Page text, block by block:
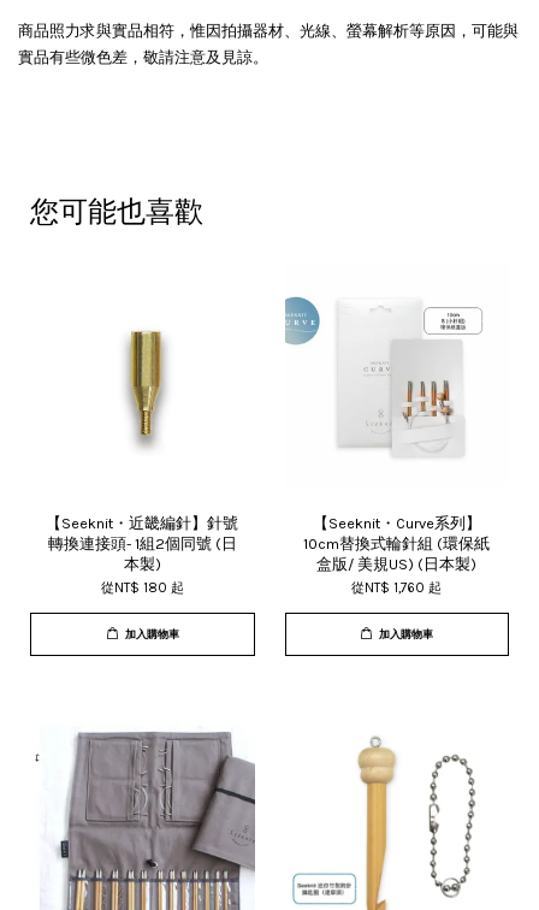
商品照力求與實品相符，惟因拍攝器材、光線、螢幕解析等原因，可能與
實品有些微色差，敬請注意及見諒。
您可能也喜歡
【Seeknit・近畿編針】針號
轉換連接頭- 1組2個同號 (日
本製)
從NT$ 180 起
加入購物車
【Seeknit・Curve系列】
10cm替換式輪針組 (環保紙
盒版/ 美規US) (日本製)
從NT$ 1,760起
加入購物車